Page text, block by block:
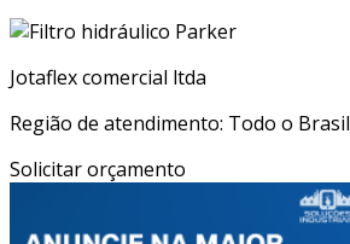
Jotaflex comercial ltda
Região de atendimento: Todo o Brasil
Solicitar orçamento